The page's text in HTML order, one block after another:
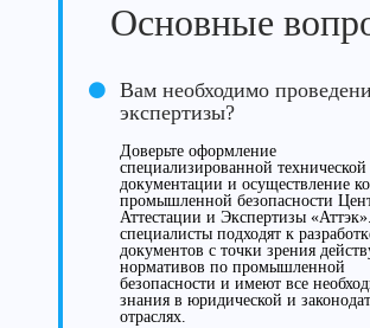
Основные
Вам необходимо
экспертизы?
Доверьте оформление
специализированной технической
документации и осуществление
промышленной безопасности
Аттестации и Экспертизы
специалисты подходят к
документов с точки зрения
нормативов по промышленной
безопасности и имеют все
знания в юридической и
отраслях.